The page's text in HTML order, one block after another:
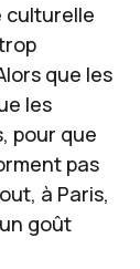
culturelle
que les
les
pour que
pas
à Paris,
goût